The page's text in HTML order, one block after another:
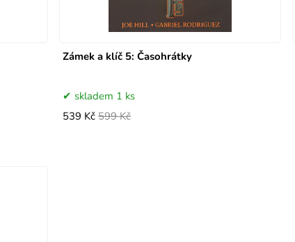
Zámek a klíč 5: Časohrátky
skladem 1 ks
539 Kč 599 Kč